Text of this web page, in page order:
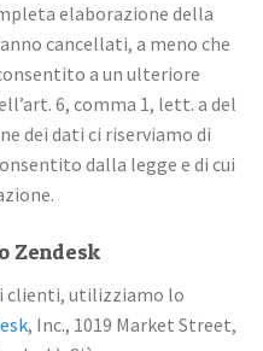
elaborazione della
cancellati, a meno che
a un ulteriore
6, comma 1, lett. a del
dei dati ci riserviamo di
dalla legge e di cui
Zendesk
clienti, utilizziamo lo
, Inc., 1019 Market Street,